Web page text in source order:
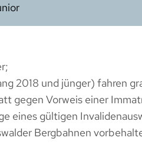
2018 und jünger) fahren
gegen Vorweis einer
eines gültigen
Bergbahnen